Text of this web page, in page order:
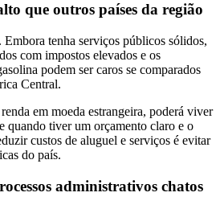
que outros países da região
Embora tenha serviços públicos sólidos,
com impostos elevados e os
podem ser caros se comparados
Central.
em moeda estrangeira, poderá viver
quando tiver um orçamento claro e o
custos de aluguel e serviços é evitar
do país.
administrativos chatos